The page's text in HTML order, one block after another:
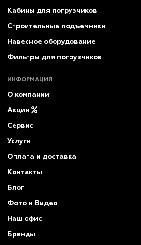
Кабины для погрузчиков
Строительные подъемники
Навесное оборудование
Фильтры для погрузчиков
ИНФОРМАЦИЯ
О компании
Акции
Сервис
Услуги
Оплата и доставка
Контакты
Блог
Фото и Видео
Наш офис
Бренды